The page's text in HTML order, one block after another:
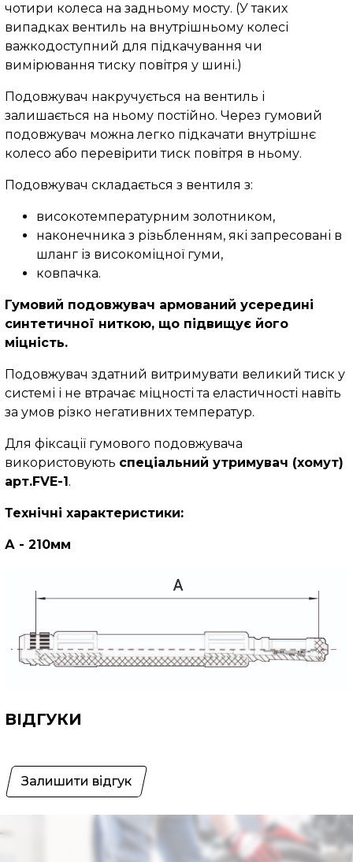
чотири колеса на задньому мосту. (У таких
випадках вентиль на внутрішньому колесі
важкодоступний для підкачування чи
вимірювання тиску повітря у шині.)
Подовжувач накручується на вентиль і
залишається на ньому постійно. Через гумовий
подовжувач можна легко підкачати внутрішнє
колесо або перевірити тиск повітря в ньому.
Подовжувач складається з вентиля з:
високотемпературним золотником,
наконечника з різьбленням, які запресовані в
шланг із високоміцної гуми,
ковпачка.
Гумовий подовжувач армований усередині
синтетичної ниткою, що підвищує його
міцність.
Подовжувач здатний витримувати великий тиск у
системі і не втрачає міцності та еластичності навіть
за умов різко негативних температур.
Для фіксації гумового подовжувача
використовують спеціальний утримувач (хомут)
арт.FVE-1.
Технічні характеристики:
А - 210мм
ВІДГУКИ
Залишити відгук